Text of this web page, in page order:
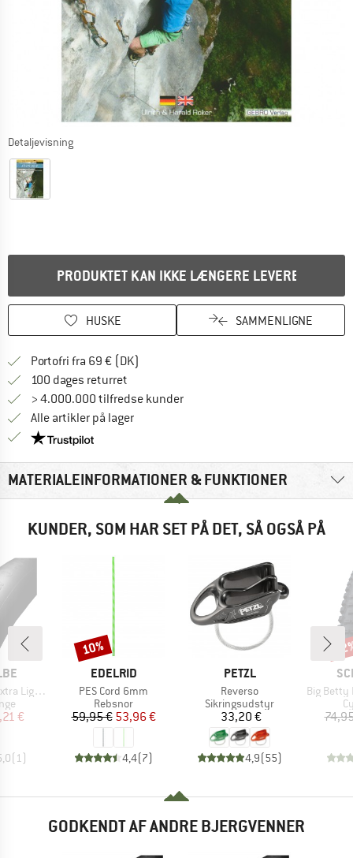
Detaljevisning
PRODUKTET KAN IKKE LÆNGERE LEVERES
HUSKE SAMMENLIGNE
Portofri fra 69 € (DK)
100 dages returret
> 4.000.000 tilfredse kunder
Alle artikler på lager
Vi er Trustpilot-certificeret - oplysningerne får du
MATERIALEINFORMATIONER & FUNKTIONER
KUNDER, SOM HAR SET PÅ DET, SÅ OGSÅ PÅ
559 AV 14
pris
€
(1 )
MÆRKE
EDELRID
Artikel
PES Cord 6mm
Produktgruppe
Rebsnor
Pris
59,95 €Nedsat pris
53,96 €
4,4(7)
Rabat
10%
MÆRKE
PETZL
Artikel
Reverso
Produktgruppe
Sikringsudstyr
Pris
33,20 €
4,9(55)
Artikel
Big Betty Evolution
GODKENDT AF ANDRE BJERGVENNER